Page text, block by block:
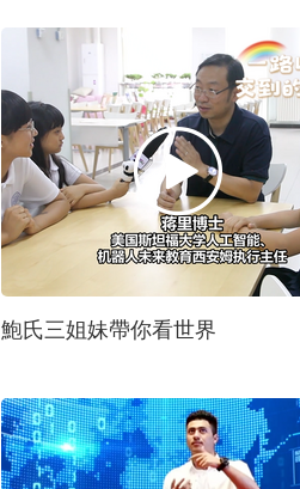
鮑氏三姐妹帶你看世界